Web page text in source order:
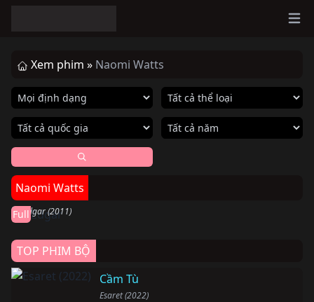
Xem phim » Naomi Watts
Naomi Watts
J. Edgar
J. Edgar (2011)
Full
TOP PHIM BỘ
Cầm Tù
Esaret (2022)